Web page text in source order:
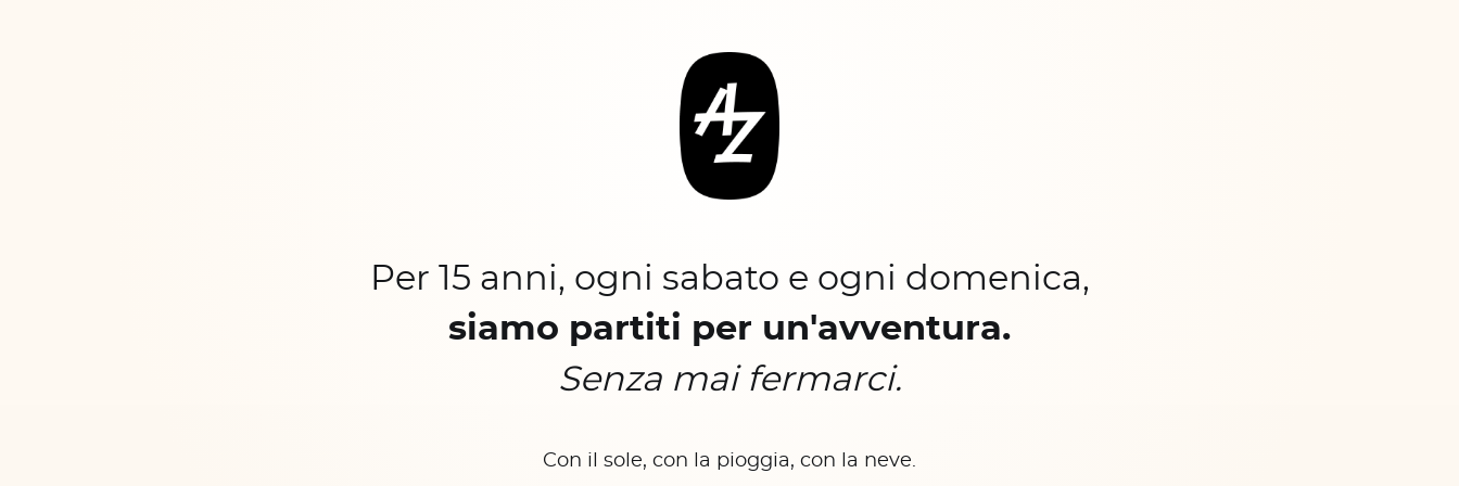
Per 15 anni, ogni sabato e ogni domenica,
siamo partiti per un'avventura.
Senza mai fermarci.
Con il sole, con la pioggia, con la neve.